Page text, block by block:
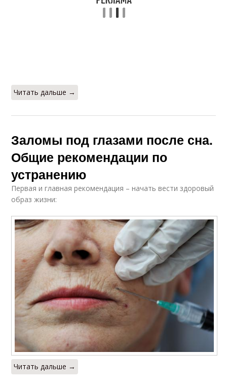
Читать дальше →
Заломы под глазами после сна.
Общие рекомендации по
устранению
Первая и главная рекомендация – начать вести здоровый
образ жизни:
Читать дальше →